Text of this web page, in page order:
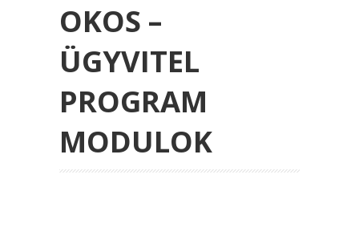
OKOS –
ÜGYVITEL
PROGRAM
MODULOK